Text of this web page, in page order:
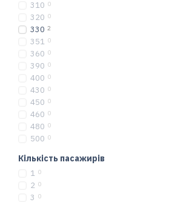
310 0
320 0
330 2
351 0
360 0
390 0
400 0
430 0
450 0
460 0
480 0
500 0
Кількість пасажирів
1 0
2 0
3 0